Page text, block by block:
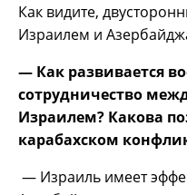
Как видите,
Израилем и
— Как развивается
сотрудничество
Израилем? Какова
карабахском
— Израиль имеет